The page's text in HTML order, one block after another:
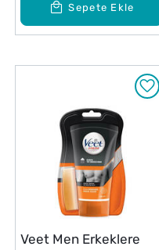
Sepete Ekle
Veet Men Erkeklere